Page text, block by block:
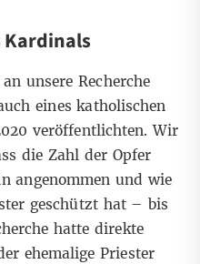
unsere Recherche
eines katholischen
veröffentlichten. Wir
die Zahl der Opfer
angenommen und wie
geschützt hat – bis
hatte direkte
ehemalige Priester